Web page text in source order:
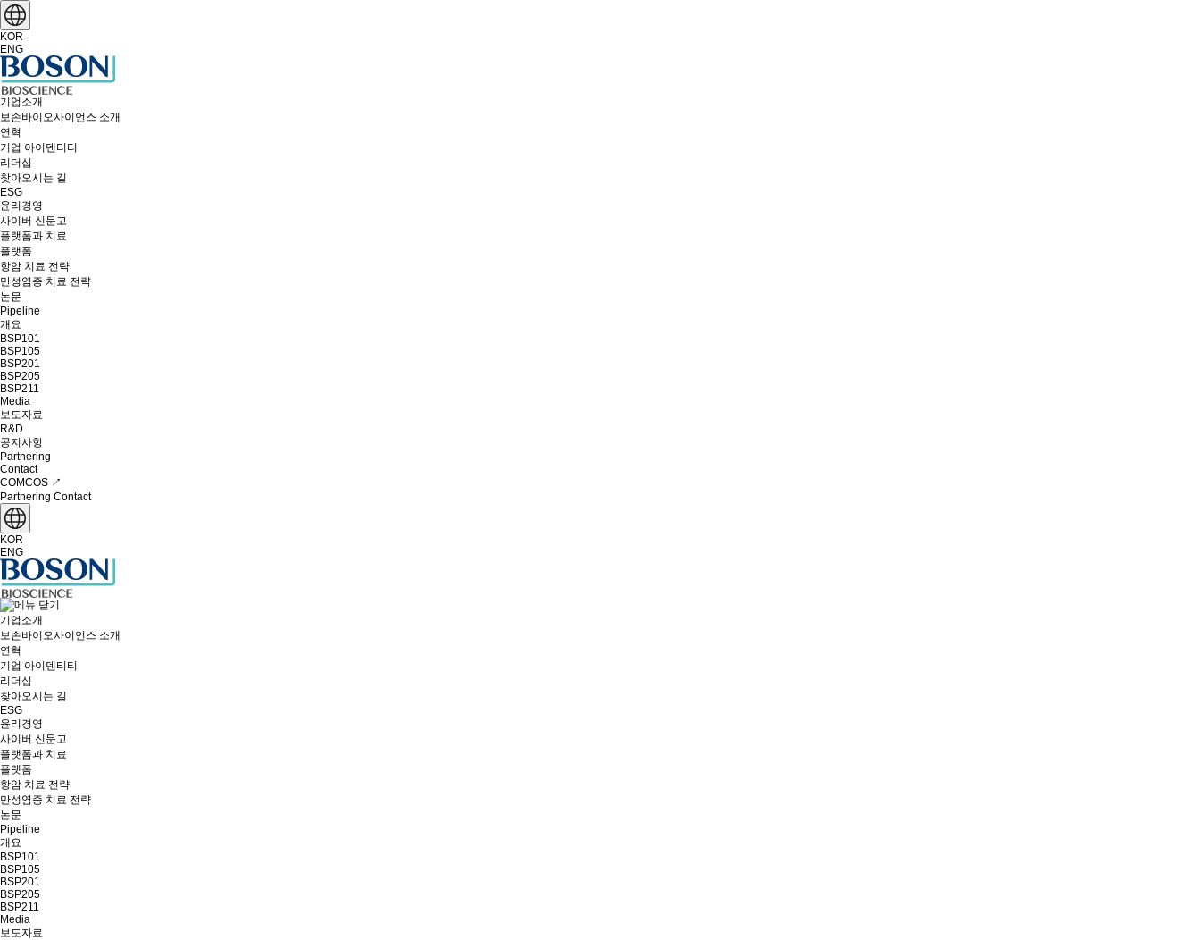
KOR
ENG
기업소개
보손바이오사이언스 소개
연혁
기업 아이덴티티
리더십
찾아오시는 길
ESG
윤리경영
사이버 신문고
플랫폼과 치료
플랫폼
항암 치료 전략
만성염증 치료 전략
논문
Pipeline
개요
BSP101
BSP105
BSP201
BSP205
BSP211
Media
보도자료
R&D
공지사항
Partnering
Contact
COMCOS ↗
Partnering Contact
KOR
ENG
기업소개
보손바이오사이언스 소개
연혁
기업 아이덴티티
리더십
찾아오시는 길
ESG
윤리경영
사이버 신문고
플랫폼과 치료
플랫폼
항암 치료 전략
만성염증 치료 전략
논문
Pipeline
개요
BSP101
BSP105
BSP201
BSP205
BSP211
Media
보도자료